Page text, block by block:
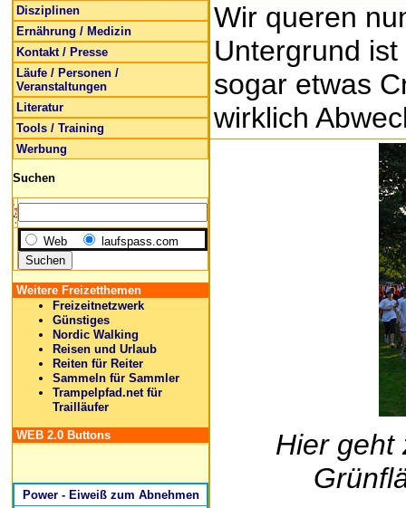
Disziplinen
Ernährung / Medizin
Kontakt / Presse
Läufe / Personen /
Veranstaltungen
Literatur
Tools / Training
Werbung
Suchen
Web laufspass.com
Weitere Freizetthemen
Freizeitnetzwerk
Günstiges
Nordic Walking
Reisen und Urlaub
Reiten für Reiter
Sammeln für Sammler
Trampelpfad.net für
Trailläufer
WEB 2.0 Buttons
Power - Eiweiß zum Abnehmen
Wir queren
Untergrund
sogar etwas
wirklich
Hier geht